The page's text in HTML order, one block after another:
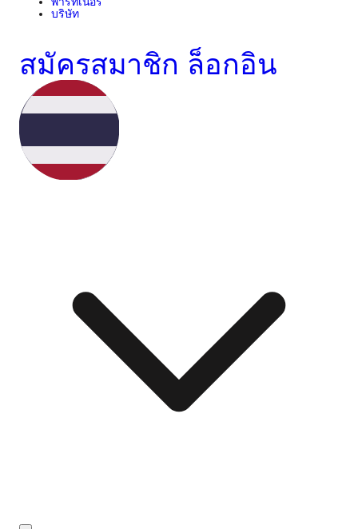
บริษัท
สมัครสมาชิก ล็อกอิน